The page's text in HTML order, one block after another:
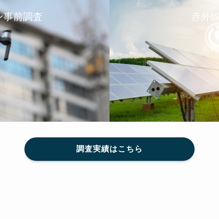
事前調査 赤外
調査実績はこちら